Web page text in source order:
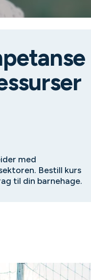
med
Bestill kurs
til din barnehage.